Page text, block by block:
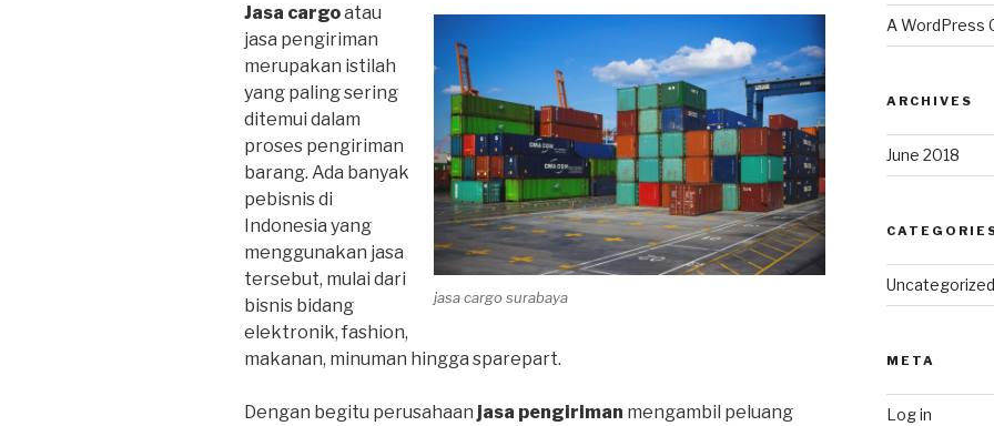
jasa cargo surabaya
Jasa cargoatau
jasa pengiriman
merupakan istilah
yang paling sering
ditemui dalam
proses pengiriman
barang. Ada banyak
pebisnis di
Indonesia yang
menggunakan jasa
tersebut, mulai dari
bisnis bidang
elektronik, fashion,
makanan, minuman hingga sparepart.
Dengan begitu perusahaan jasa pengiriman mengambil peluang
A WordPress
ARCHIVES
June 2018
Uncategorized
META
Log in